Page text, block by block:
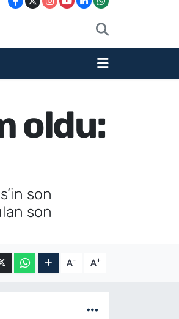
oldu:
son
son
A- A+